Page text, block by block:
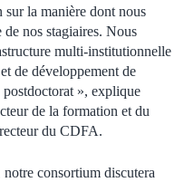
la manière dont nous
nos stagiaires. Nous
multi-institutionnelle
de développement de
postdoctorat », explique
de la formation et du
du CDFA.
consortium discutera